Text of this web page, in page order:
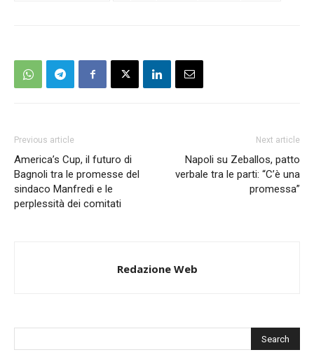
Previous article
America’s Cup, il futuro di
Bagnoli tra le promesse del
sindaco Manfredi e le
perplessità dei comitati
Next article
Napoli su Zeballos, patto
verbale tra le parti: “C’è una
promessa”
Redazione Web